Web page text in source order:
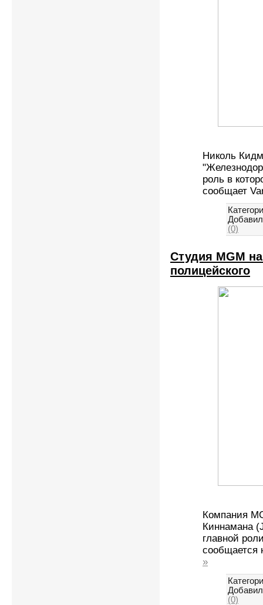
Николь
роль в
сообщает
(0)
Студия MGM
полицейского
Компания
Киннамана
главной
сообщается
»
(0)